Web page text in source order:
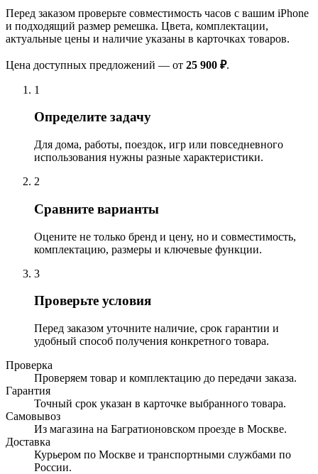
Перед заказом проверьте совместимость часов с вашим iPhone
и подходящий размер ремешка. Цвета, комплектации,
актуальные цены и наличие указаны в карточках товаров.
Цена доступных предложений — от 25 900 ₽.
1
Определите задачу
Для дома, работы, поездок, игр или повседневного
использования нужны разные характеристики.
2
Сравните варианты
Оцените не только бренд и цену, но и совместимость,
комплектацию, размеры и ключевые функции.
3
Проверьте условия
Перед заказом уточните наличие, срок гарантии и
удобный способ получения конкретного товара.
Проверка
Проверяем товар и комплектацию до передачи заказа.
Гарантия
Точный срок указан в карточке выбранного товара.
Самовывоз
Из магазина на Багратионовском проезде в Москве.
Доставка
Курьером по Москве и транспортными службами по
России.